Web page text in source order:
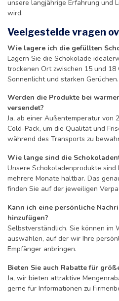
unsere langjährige Erfahrung und
wird.
Veelgestelde vragen
Wie lagere ich die gefüllten
Lagern Sie die Schokolade
trockenen Ort zwischen 15 und 18
Sonnenlicht und starken Gerüchen.
Werden die Produkte bei
versendet?
Ja, ab einer Außentemperatur von
Cold-Pack, um die Qualität und
während des Transports zu
Wie lange sind die
Unsere Schokoladenprodukte
mehrere Monate haltbar. Das
finden Sie auf der jeweiligen
Kann ich eine persönliche
hinzufügen?
Selbstverständlich. Sie können im
auswählen, auf der wir Ihre
Empfänger anbringen.
Bieten Sie auch Rabatte für
Ja, wir bieten attraktive
gerne für Informationen zu